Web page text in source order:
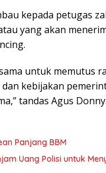
kepada petugas
yang akan
untuk memutus
kebijakan
tandas Agus Donny.
Panjang BBM
Uang Polisi untuk